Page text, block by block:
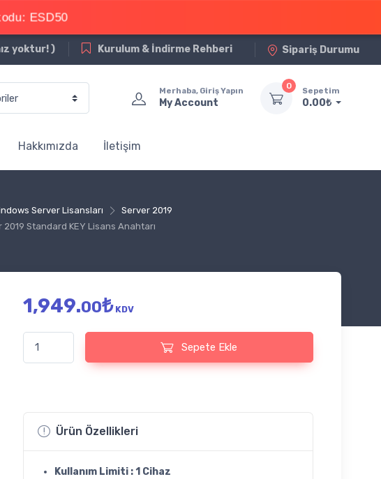
yoktur!) Kurulum & İndirme Rehberi Sipariş Durumu
Merhaba, Giriş Yapın
My Account
0
Sepetim
0.00₺
Hakkımızda İletişim
Server Lisansları
Server 2019
2019 Standard KEY Lisans Anahtarı
1,949.00₺ KDV
Windows Server 2019 Standard KEY Lisans Anahtarı adet
Sepete Ekle
Ürün Özellikleri
Kullanım Limiti : 1 Cihaz